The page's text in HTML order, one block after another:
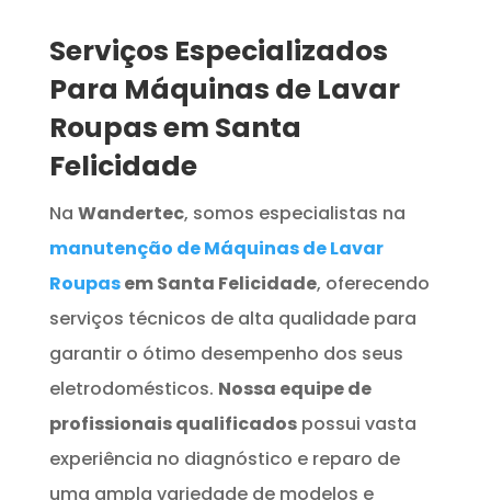
Serviços Especializados
Para Máquinas de Lavar
Roupas em Santa
Felicidade
Na Wandertec, somos especialistas na
manutenção de Máquinas de Lavar
Roupasem Santa Felicidade, oferecendo
serviços técnicos de alta qualidade para
garantir o ótimo desempenho dos seus
eletrodomésticos. Nossa equipe de
profissionais qualificadospossui vasta
experiência no diagnóstico e reparo de
uma ampla variedade de modelos e